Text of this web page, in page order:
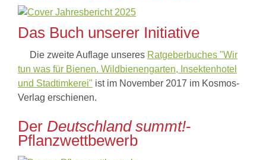
Das Buch unserer Initiative
Die zweite Auflage unseres Ratgeberbuches "Wir
tun was für Bienen. Wildbienengarten, Insektenhotel
und Stadtimkerei" ist im November 2017 im Kosmos-
Verlag erschienen.
Der Deutschland summt!-
Pflanzwettbewerb